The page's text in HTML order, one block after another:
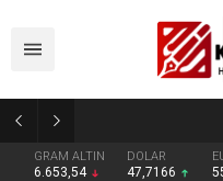
GRAM ALTIN
6.653,54
DOLAR
47,7166